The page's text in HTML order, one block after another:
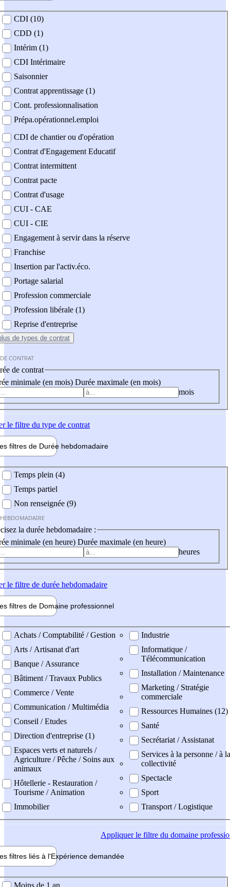
contrat
CDI (10)
CDD (1)
Intérim (1)
CDI Intérimaire
Saisonnier
Contrat apprentissage (1)
Cont. professionnalisation
Prépa.opérationnel.emploi
CDI de chantier ou d'opération
Contrat d'Engagement Educatif
Contrat intermittent
Contrat pacte
Contrat d'usage
CUI - CAE
CUI - CIE
Engagement à servir dans la réserve
Franchise
Insertion par l'activ.éco.
Portage salarial
Profession commerciale
Profession libérale (1)
Reprise d'entreprise
de types de contrat
CONTRAT
de contrat
minimale (en mois) Durée maximale (en mois)
mois
le filtre du type de contrat
filtres de Durée hebdomadaire
Temps plein (4)
Temps partiel
Non renseignée (9)
la durée hebdomadaire :
minimale (en heure) Durée maximale (en heure)
heures
le filtre de durée hebdomadaire
filtres de Domaine professionnel
professionel
Achats / Comptabilité / Gestion
Arts / Artisanat d'art
Banque / Assurance
Bâtiment / Travaux Publics
Commerce / Vente
Communication / Multimédia
Conseil / Etudes
Direction d'entreprise (1)
Espaces verts et naturels /
Agriculture / Pêche / Soins aux
animaux
Hôtellerie - Restauration /
Tourisme / Animation
Immobilier
Industrie
Informatique /
Télécommunication
Installation / Maintenance
Marketing / Stratégie
commerciale
Ressources Humaines (12)
Santé
Secrétariat / Assistanat
Services à la personne / à la
collectivité
Spectacle
Sport
Transport / Logistique
Appliquerle filtre du domaine
filtres liés à l'Expérience demandée
demandée
Moins de 1 an